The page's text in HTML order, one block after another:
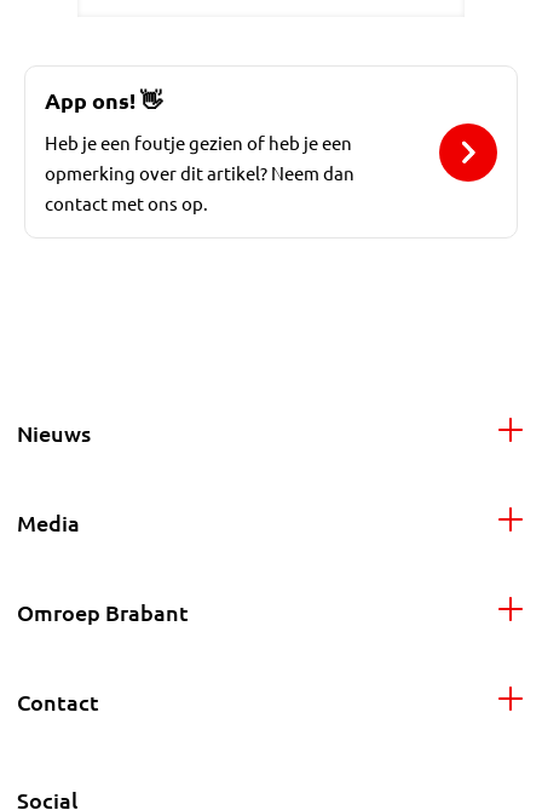
App ons!👋
Heb je een foutje gezien of heb je een
opmerking over dit artikel? Neem dan
contact met ons op.
Nieuws
Media
Omroep Brabant
Contact
Social